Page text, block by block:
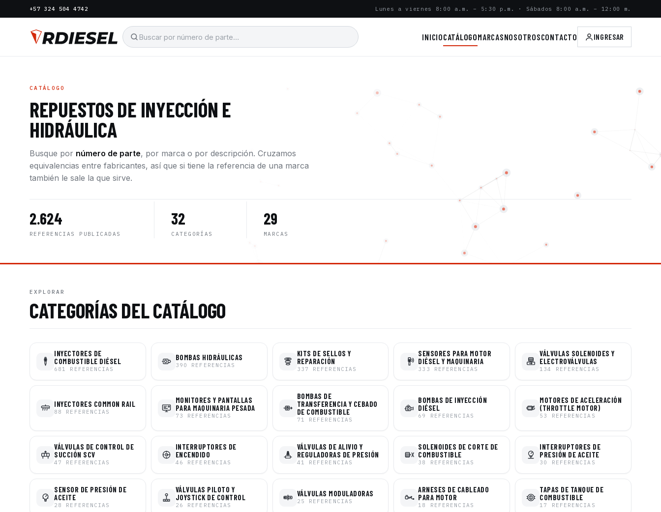
+57 324 504 4742 Lunes a viernes 8:00 a.m. – 5:30 p.m. · Sábados 8:00 a.m. – 12:00 m.
INICIOCATÁLOGOMARCASNOSOTROSCONTACTO INGRESAR
CATÁLOGO
REPUESTOS DE INYECCIÓN E
HIDRÁULICA
Busque por número de parte, por marca o por descripción. Cruzamos
equivalencias entre fabricantes, así que si tiene la referencia de una marca
también le sale la que sirve.
2.624
REFERENCIAS PUBLICADAS
32
CATEGORÍAS
29
MARCAS
EXPLORAR
CATEGORÍAS DEL CATÁLOGO
INYECTORES DE
COMBUSTIBLE DIÉSEL
681 REFERENCIAS
BOMBAS HIDRÁULICAS
390 REFERENCIAS
KITS DE SELLOS Y
REPARACIÓN
337 REFERENCIAS
SENSORES PARA MOTOR
DIÉSEL Y MAQUINARIA
333 REFERENCIAS
VÁLVULAS SOLENOIDES Y
ELECTROVÁLVULAS
134 REFERENCIAS
INYECTORES COMMON RAIL
88 REFERENCIAS
MONITORES Y PANTALLAS
PARA MAQUINARIA PESADA
73 REFERENCIAS
BOMBAS DE
TRANSFERENCIA Y CEBADO
DE COMBUSTIBLE
71 REFERENCIAS
BOMBAS DE INYECCIÓN
DIÉSEL
69 REFERENCIAS
MOTORES DE ACELERACIÓN
(THROTTLE MOTOR)
53 REFERENCIAS
VÁLVULAS DE CONTROL DE
SUCCIÓN SCV
47 REFERENCIAS
INTERRUPTORES DE
ENCENDIDO
46 REFERENCIAS
VÁLVULAS DE ALIVIO Y
REGULADORAS DE PRESIÓN
41 REFERENCIAS
SOLENOIDES DE CORTE DE
COMBUSTIBLE
38 REFERENCIAS
INTERRUPTORES DE
PRESIÓN DE ACEITE
30 REFERENCIAS
SENSOR DE PRESIÓN DE
ACEITE
28 REFERENCIAS
VÁLVULAS PILOTO Y
JOYSTICK DE CONTROL
26 REFERENCIAS
VÁLVULAS MODULADORAS
25 REFERENCIAS
ARNESES DE CABLEADO
PARA MOTOR
18 REFERENCIAS
TAPAS DE TANQUE DE
COMBUSTIBLE
17 REFERENCIAS